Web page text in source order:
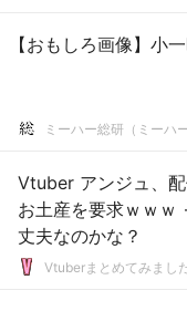
【おもしろ画像】小
ミーハー総研（ミーハ
Vtuber アンジュ、
お土産を要求ｗｗ
丈夫なのかな？
Vtuberまとめてみまし